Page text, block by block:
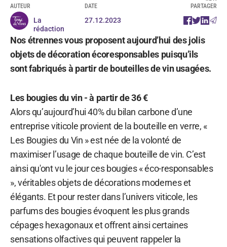
AUTEUR
La
rédaction
DATE
27.12.2023
PARTAGER
Nos étrennes vous proposent aujourd’hui des jolis
objets de décoration écoresponsables puisqu’ils
sont fabriqués à partir de bouteilles de vin usagées.
Les bougies du vin - à partir de 36 €
Alors qu’aujourd’hui 40% du bilan carbone d’une
entreprise viticole provient de la bouteille en verre, «
Les Bougies du Vin » est née de la volonté de
maximiser l’usage de chaque bouteille de vin. C’est
ainsi qu'ont vu le jour ces bougies « éco-responsables
», véritables objets de décorations modernes et
élégants. Et pour rester dans l’univers viticole, les
parfums des bougies évoquent les plus grands
cépages hexagonaux et offrent ainsi certaines
sensations olfactives qui peuvent rappeler la